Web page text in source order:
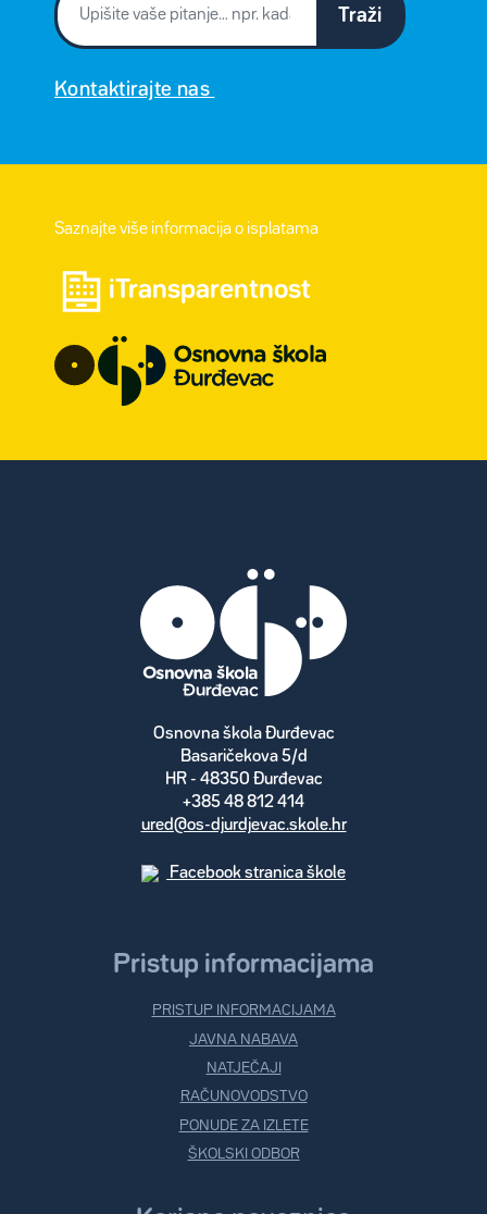
Traži
Kontaktirajte nas
Saznajte više informacija o isplatama
iTransparentnost
Osnovna škola Đurđevac
Basaričekova 5/d
HR - 48350 Đurđevac
+385 48 812 414
ured@os-djurdjevac.skole.hr
Facebook stranica škole
Pristup informacijama
PRISTUP INFORMACIJAMA
JAVNA NABAVA
NATJEČAJI
RAČUNOVODSTVO
PONUDE ZA IZLETE
ŠKOLSKI ODBOR